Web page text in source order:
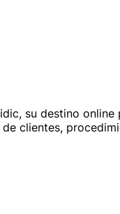
su destino
clientes,